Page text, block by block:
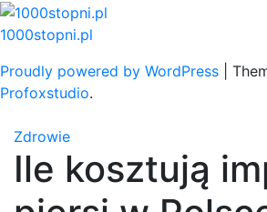
Skip
to
1000stopni.pl
Proudly powered by WordPress
Profoxstudio.
Zdrowie
Ile kosztują